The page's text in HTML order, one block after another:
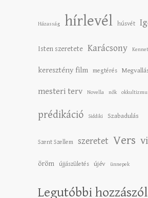
Házasság hírlevél húsvét
Isten szeretete Karácsony
keresztény film megtérés
mesteri terv Novella nők
prédikáció Siddiki Szabadulás
Szent Szellem szeretet Vers
öröm újjászületés újév ünnepek
Legutóbbi